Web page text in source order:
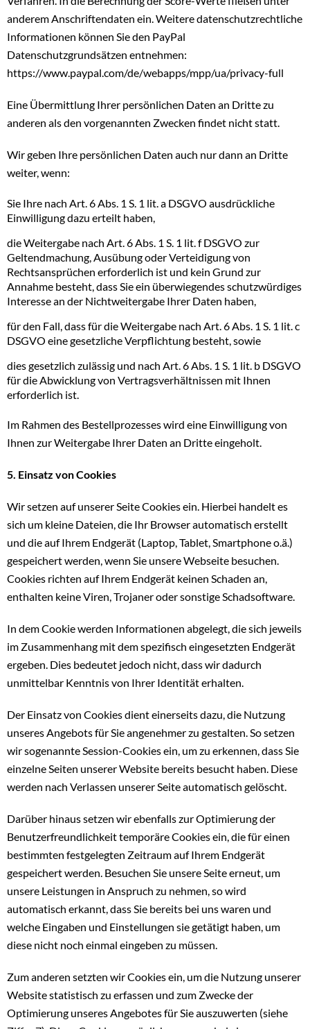
anderem Anschriftendaten ein. Weitere datenschutzrechtliche
Informationen können Sie den PayPal
Datenschutzgrundsätzen entnehmen:
https://www.paypal.com/de/webapps/mpp/ua/privacy-full
Eine Übermittlung Ihrer persönlichen Daten an Dritte zu
anderen als den vorgenannten Zwecken findet nicht statt.
Wir geben Ihre persönlichen Daten auch nur dann an Dritte
weiter, wenn:
Sie Ihre nach Art. 6 Abs. 1 S. 1 lit. a DSGVO ausdrückliche
Einwilligung dazu erteilt haben,
die Weitergabe nach Art. 6 Abs. 1 S. 1 lit. f DSGVO zur
Geltendmachung, Ausübung oder Verteidigung von
Rechtsansprüchen erforderlich ist und kein Grund zur
Annahme besteht, dass Sie ein überwiegendes schutzwürdiges
Interesse an der Nichtweitergabe Ihrer Daten haben,
für den Fall, dass für die Weitergabe nach Art. 6 Abs. 1 S. 1 lit. c
DSGVO eine gesetzliche Verpflichtung besteht, sowie
dies gesetzlich zulässig und nach Art. 6 Abs. 1 S. 1 lit. b DSGVO
für die Abwicklung von Vertragsverhältnissen mit Ihnen
erforderlich ist.
Im Rahmen des Bestellprozesses wird eine Einwilligung von
Ihnen zur Weitergabe Ihrer Daten an Dritte eingeholt.
5. Einsatz von Cookies
Wir setzen auf unserer Seite Cookies ein. Hierbei handelt es
sich um kleine Dateien, die Ihr Browser automatisch erstellt
und die auf Ihrem Endgerät (Laptop, Tablet, Smartphone o.ä.)
gespeichert werden, wenn Sie unsere Webseite besuchen.
Cookies richten auf Ihrem Endgerät keinen Schaden an,
enthalten keine Viren, Trojaner oder sonstige Schadsoftware.
In dem Cookie werden Informationen abgelegt, die sich jeweils
im Zusammenhang mit dem spezifisch eingesetzten Endgerät
ergeben. Dies bedeutet jedoch nicht, dass wir dadurch
unmittelbar Kenntnis von Ihrer Identität erhalten.
Der Einsatz von Cookies dient einerseits dazu, die Nutzung
unseres Angebots für Sie angenehmer zu gestalten. So setzen
wir sogenannte Session-Cookies ein, um zu erkennen, dass Sie
einzelne Seiten unserer Website bereits besucht haben. Diese
werden nach Verlassen unserer Seite automatisch gelöscht.
Darüber hinaus setzen wir ebenfalls zur Optimierung der
Benutzerfreundlichkeit temporäre Cookies ein, die für einen
bestimmten festgelegten Zeitraum auf Ihrem Endgerät
gespeichert werden. Besuchen Sie unsere Seite erneut, um
unsere Leistungen in Anspruch zu nehmen, so wird
automatisch erkannt, dass Sie bereits bei uns waren und
welche Eingaben und Einstellungen sie getätigt haben, um
diese nicht noch einmal eingeben zu müssen.
Zum anderen setzten wir Cookies ein, um die Nutzung unserer
Website statistisch zu erfassen und zum Zwecke der
Optimierung unseres Angebotes für Sie auszuwerten (siehe